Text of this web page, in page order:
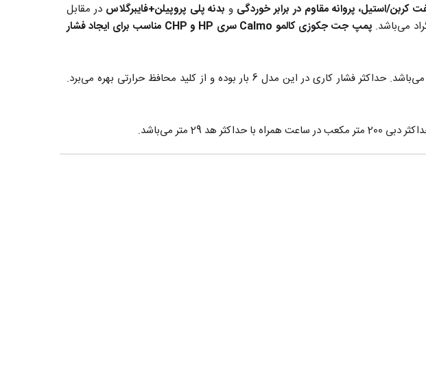
پروانه مقاوم در برابر خوردگی و بدنه پلی پروپیلن+فایبرگلاس در مقابل
پمپ جت جکوزی کالمو Calmo سری HP و CHP مناسب برای ایجاد فشار
را دارا می‌باشد. حداکثر فشار کاری در این مدل 6 بار بوده و از کلید محافظ حرارتی بهره می‌برد.